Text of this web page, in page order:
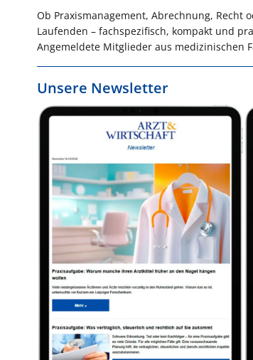
Ob Praxismanagement, Abrechnung, Recht
Laufenden – fachspezifisch, kompakt und
Angemeldete Mitglieder aus medizinischen
Unsere Newsletter